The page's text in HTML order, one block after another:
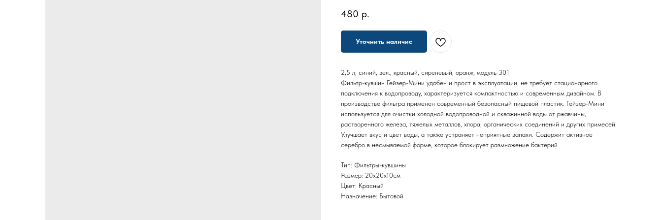
480 р.
Уточнить наличие
2,5 л, синий, зел., красный, сиреневый, оранж, модуль 301
Фильтр-кувшин Гейзер-Мини удобен и прост в эксплуатации, не требует стационарного
подключения к водопроводу, характеризуется компактностью и современным дизайном. В
производстве фильтра применен современный безопасный пищевой пластик. Гейзер-Мини
используется для очистки холодной водопроводной и скважинной воды от ржавчины,
растворенного железа, тяжелых металлов, хлора, органических соединений и других примесей.
Улучшает вкус и цвет воды, а также устраняет неприятные запахи. Содержит активное
серебро в несмываемой форме, которое блокирует размножение бактерий.
Тип: Фильтры-кувшины
Размер: 20х20х10см
Цвет: Красный
Назначение: Бытовой